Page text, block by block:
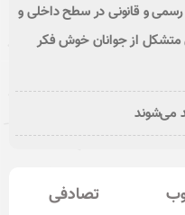
رسمی و قانونی در سطح داخلی و
متشکل از جوانان خوش فکر
می‌شوند
تصادفی